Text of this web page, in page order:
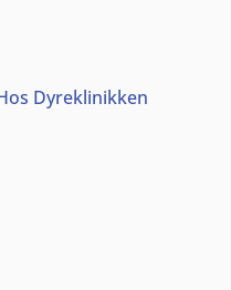
Dyreklinikken